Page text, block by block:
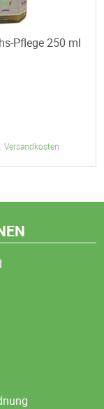
Pflege 250 ml
Versandkosten